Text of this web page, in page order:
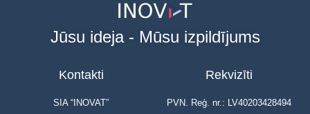
Jūsu ideja - Mūsu izpildījums
Kontakti
SIA “INOVAT”
Rekvizīti
PVN. Reģ. nr.: LV40203428494